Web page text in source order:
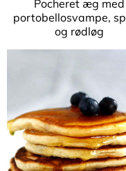
Pocheret æg med
portobellosvampe,
og rødløg